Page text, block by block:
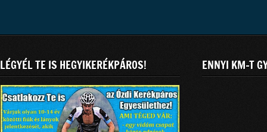
LÉGYÉL TE IS HEGYIKERÉKPÁROS! ENNYI KM-T